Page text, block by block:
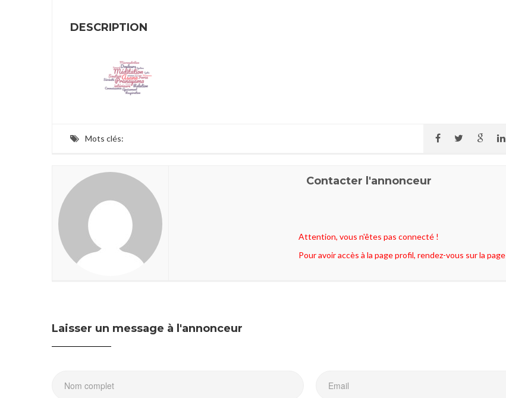
DESCRIPTION
Mots clés:
Contacter l'annonceur
Attention, vous n'êtes pas connecté !
Pour avoir accès à la page profil, rendez-vous sur la page
Laisser un message à l'annonceur